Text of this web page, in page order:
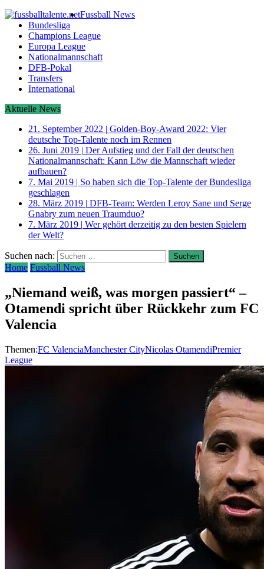
Fussball News
Bundesliga
Champions League
Europa League
Nationalmannschaft
DFB-Pokal
Transfers
International
Aktuelle News
21. September 2022 | Golden-Boy-Award 2022: Vier
deutsche Top-Talente noch im Rennen
26. Juni 2019 | Der Aufstieg und der Fall der deutschen
Nationalmannschaft: Kann Löw die Mannschaft wieder
aufbauen?
7. Mai 2019 | So haben sich die Top-Talente der Bundesliga
geschlagen
28. März 2019 | DFB-Team: Werden Leroy Sane und Serge
Gnabry zum neuen Traumduo?
7. März 2019 | Wer gehört derzeitig zu den besten Spielern
der Welt?
Suchen nach:
Home Fussball News
„Niemand weiß, was morgen passiert“ –
Otamendi spricht über Rückkehr zum FC
Valencia
Themen:FC ValenciaManchester CityNicolas OtamendiPremier
League